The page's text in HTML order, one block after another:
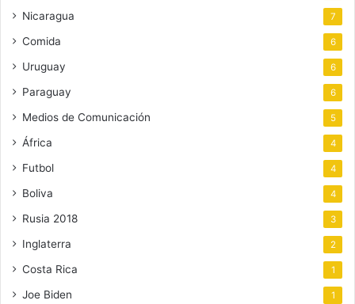
Nicaragua 7
Comida 6
Uruguay 6
Paraguay 6
Medios de Comunicación 5
África 4
Futbol 4
Boliva 4
Rusia 2018 3
Inglaterra 2
Costa Rica 1
Joe Biden 1